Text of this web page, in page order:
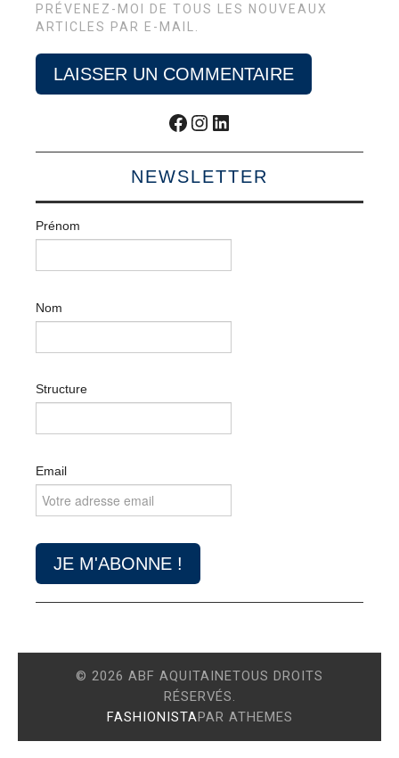
PRÉVENEZ-MOI DE TOUS LES NOUVEAUX
ARTICLES PAR E-MAIL.
Facebook
Instagram
LinkedIn
NEWSLETTER
Prénom
Nom
Structure
Email
© 2026 ABF AQUITAINETOUS DROITS
RÉSERVÉS.
FASHIONISTAPAR ATHEMES